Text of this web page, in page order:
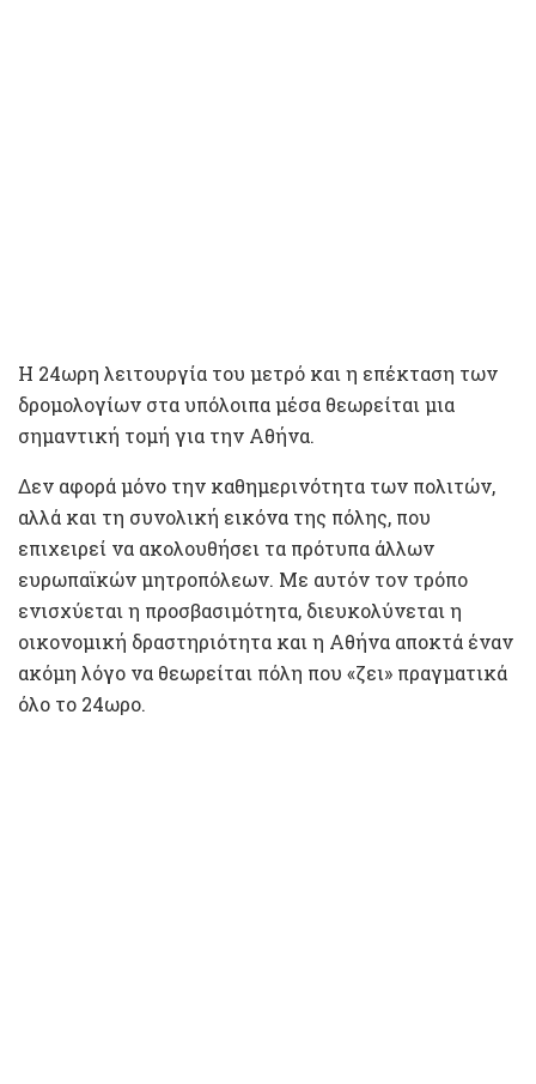
Η 24ωρη λειτουργία του μετρό και η επέκταση των
δρομολογίων στα υπόλοιπα μέσα θεωρείται μια
σημαντική τομή για την Αθήνα.
Δεν αφορά μόνο την καθημερινότητα των πολιτών,
αλλά και τη συνολική εικόνα της πόλης, που
επιχειρεί να ακολουθήσει τα πρότυπα άλλων
ευρωπαϊκών μητροπόλεων. Με αυτόν τον τρόπο
ενισχύεται η προσβασιμότητα, διευκολύνεται η
οικονομική δραστηριότητα και η Αθήνα αποκτά έναν
ακόμη λόγο να θεωρείται πόλη που «ζει» πραγματικά
όλο το 24ωρο.